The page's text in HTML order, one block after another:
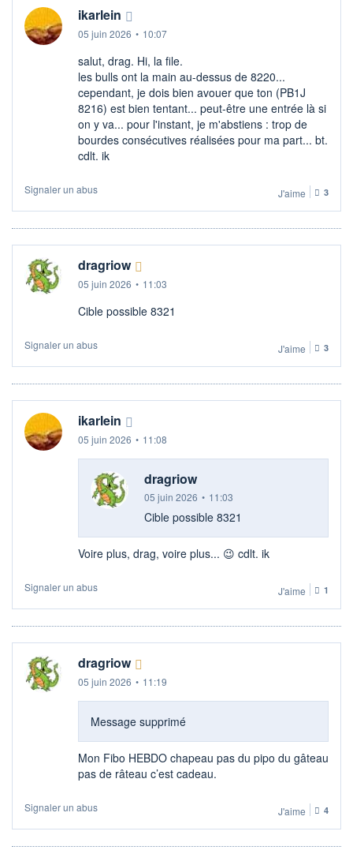
ikarlein
05 juin 2026 • 10:07
salut, drag. Hi, la file.
les bulls ont la main au-dessus de 8220...
cependant, je dois bien avouer que ton (PB1J
8216) est bien tentant... peut-être une entrée là si
on y va... pour l'instant, je m'abstiens : trop de
bourdes consécutives réalisées pour ma part... bt.
cdlt. ik
Signaler un abus J'aime 3
dragriow
05 juin 2026 • 11:03
Cible possible 8321
Signaler un abus J'aime 3
ikarlein
05 juin 2026 • 11:08
dragriow
05 juin 2026 • 11:03
Cible possible 8321
Voire plus, drag, voire plus... 😉​ cdlt. ik
Signaler un abus J'aime 1
dragriow
05 juin 2026 • 11:19
Message supprimé
Mon Fibo HEBDO chapeau pas du pipo du gâteau
pas de râteau c’est cadeau.
Signaler un abus J'aime 4